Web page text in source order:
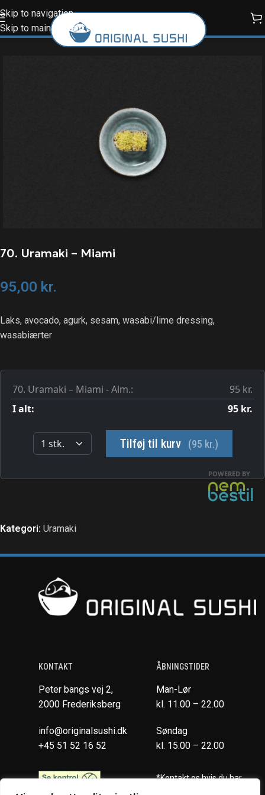
Skip to navigation
Skip to main content
70. Uramaki – Miami
95,00 kr.
Laks, avocado, agurk, sesam, wasabi/lime dressing,
wasabiærter
Kategori: Uramaki
KONTAKT
Peter bangs vej 2,
2000 Frederiksberg
info@originalsushi.dk
+45 51 52 16 52
ÅBNINGSTIDER
Man-Lør
kl. 11.00 – 22.00
Søndag
kl. 15.00 – 22.00
*Kontakt os hvis du har